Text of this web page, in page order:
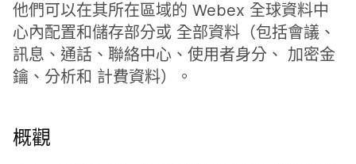
他們可以在其所在區域的 Webex 全球資料中
心內配置和儲存部分或 全部資料（包括會議、
訊息、通話、聯絡中心、使用者身分、 加密金
鑰、分析和 計費資料）。
概觀